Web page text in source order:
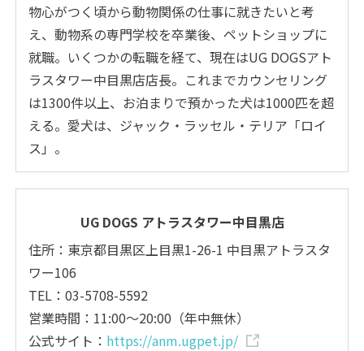
物心がつく頃から動物関係の仕事に就きたいと考
え、動物系の専門学校を卒業後、ペットショップに
就職。いくつかの転職を経て、現在はUG DOGSアト
ラスタワー中目黒店店長。これまでカウンセリング
は1300件以上、お泊まりで預かった犬は1000匹を超
える。愛犬は、ジャック・ラッセル・テリア「ロイ
ス」。
UG DOGS アトラスタワー中目黒店
住所：東京都目黒区上目黒1-26-1 中目黒アトラスタ
ワー106
TEL：03-5708-5592
営業時間：11:00～20:00（年中無休）
公式サイト： https://anm.ugpet.jp/